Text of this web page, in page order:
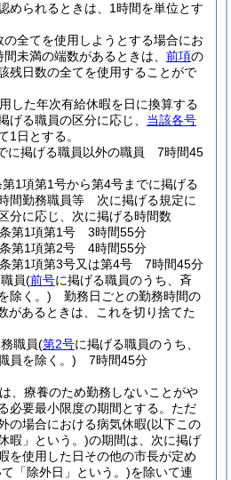
められるときは、1時間を単位とす
全てを使用しようとする場合にお
未満の端数があるときは、 前項の
残日数の全てを使用することがで
した年次有給休暇を日に換算する
げる職員の区分に応じ、 当該各号
1日とする。
に掲げる職員以外の職員 7時間45
1項第1号から第4号までに掲げる
間勤務職員等 次に掲げる規定に
分に応じ、次に掲げる時間数
第1項第1号 3時間55分
第1項第2号 4時間55分
第1項第3号又は第4号 7時間45分
員(前号に掲げる職員のうち、斉
除く。) 勤務日ごとの勤務時間の
があるときは、これを切り捨てた
職員(第2号に掲げる職員のうち、
員を除く。) 7時間45分
、療養のため勤務しないことがや
必要最小限度の期間とする。 ただ
の場合における病気休暇(以下この
暇」という。)の期間は、次に掲げ
を使用した日その他の市長が定め
「除外日」という。)を除いて連